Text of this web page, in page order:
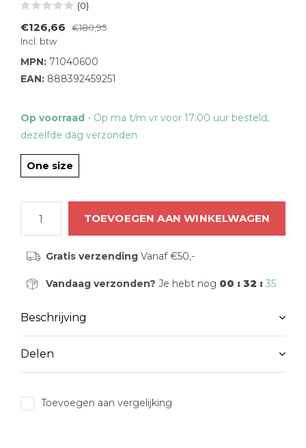
(0)
€126,66
€180,95
Incl. btw
MPN: 71040600
EAN: 888392459251
Op voorraad - Op ma t/m vr voor 17:00 uur besteld,
dezelfde dag verzonden
One size
TOEVOEGEN AAN WINKELWAGEN
Gratis verzendingVanaf €50,-
Vandaag verzonden? Je hebt nog 00 : 32 : 35
Beschrijving
Delen
Toevoegen aan vergelijking